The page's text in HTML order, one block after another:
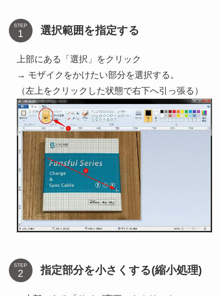
STEP 選択範囲を指定する
上部にある「選択」をクリック
→ モザイクをかけたい部分を選択する。
（左上をクリックした状態で右下へ引っ張る）
STEP 指定部分を小さくする(縮小処理)